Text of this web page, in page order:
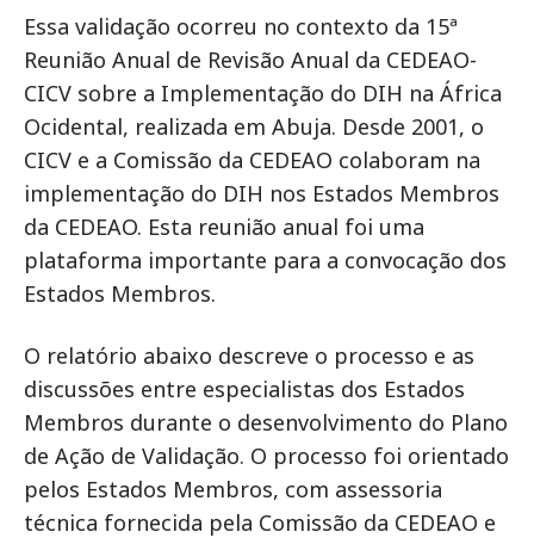
Essa validação ocorreu no contexto da 15ª
Reunião Anual de Revisão Anual da CEDEAO-
CICV sobre a Implementação do DIH na África
Ocidental, realizada em Abuja. Desde 2001, o
CICV e a Comissão da CEDEAO colaboram na
implementação do DIH nos Estados Membros
da CEDEAO. Esta reunião anual foi uma
plataforma importante para a convocação dos
Estados Membros.
O relatório abaixo descreve o processo e as
discussões entre especialistas dos Estados
Membros durante o desenvolvimento do Plano
de Ação de Validação. O processo foi orientado
pelos Estados Membros, com assessoria
técnica fornecida pela Comissão da CEDEAO e